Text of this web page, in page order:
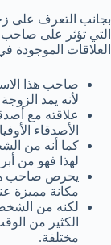
بجانب التعرف على
التي تؤثر على
العلاقات الموجودة
صاحب هذا
لأنه يمد
علاقته مع
الأصدقاء
كما أنه من
لهذا فهو من
يحرص صاحب
مكانة مميزة
لكنه من
الكثير من
مختلفة.